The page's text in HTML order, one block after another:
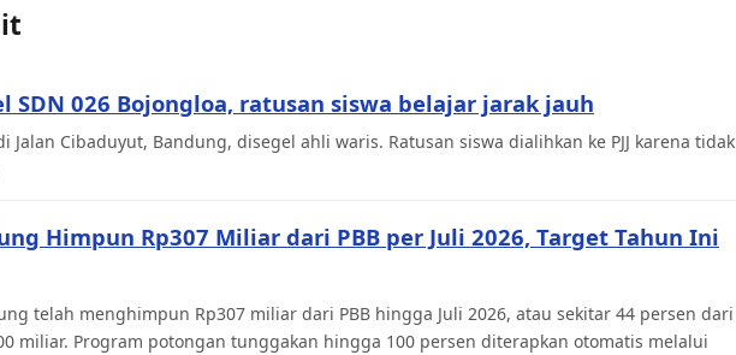
SDN 026 Bojongloa, ratusan siswa belajar jarak jauh
Jalan Cibaduyut, Bandung, disegel ahli waris. Ratusan siswa dialihkan ke PJJ karena tidak
Himpun Rp307 Miliar dari PBB per Juli 2026, Target Tahun Ini
telah menghimpun Rp307 miliar dari PBB hingga Juli 2026, atau sekitar 44 persen dari
miliar. Program potongan tunggakan hingga 100 persen diterapkan otomatis melalui